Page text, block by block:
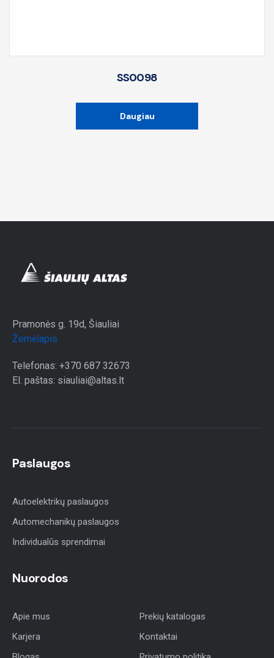
SS0098
Daugiau
Pramonės g. 19d, Šiauliai
Žemėlapis
Telefonas: +370 687 32673
El. paštas: siauliai@altas.lt
Paslaugos
Autoelektrikų paslaugos
Automechanikų paslaugos
Individualūs sprendimai
Nuorodos
Apie mus
Karjera
Prekių katalogas
Kontaktai